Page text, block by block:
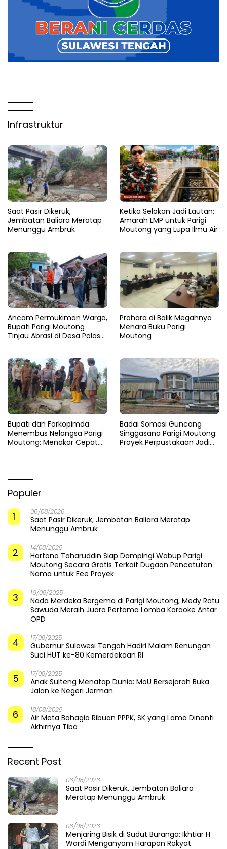
Infrastruktur
Saat Pasir Dikeruk,
Jembatan Baliara Meratap
Menunggu Ambruk
Ketika Selokan Jadi Lautan:
Amarah LMP untuk Parigi
Moutong yang Lupa Ilmu Air
Ancam Permukiman Warga,
Bupati Parigi Moutong
Tinjau Abrasi di Desa Palasa
Prahara di Balik Megahnya
Menara Buku Parigi
Moutong
​Bupati dan Forkopimda
Menembus Nelangsa Parigi
Moutong: Menakar Cepat
Badai Somasi Guncang
Singgasana Parigi Moutong:
Proyek Perpustakaan Jadi
Populer
1
06/08/2026
Saat Pasir Dikeruk, Jembatan Baliara Meratap
Menunggu Ambruk
2 14/08/2025
Hartono Taharuddin Siap Dampingi Wabup Parigi
Moutong Secara Gratis Terkait Dugaan Pencatutan
Nama untuk Fee Proyek
3 16/08/2025
Nada Merdeka Bergema di Parigi Moutong, Medy Ratu
Sawuda Meraih Juara Pertama Lomba Karaoke Antar
OPD
4 17/08/2025
Gubernur Sulawesi Tengah Hadiri Malam Renungan
Suci HUT ke-80 Kemerdekaan RI
5 17/08/2025
Anak Sulteng Menatap Dunia: MoU Bersejarah Buka
Jalan ke Negeri Jerman
6 18/08/2025
Air Mata Bahagia Ribuan PPPK, SK yang Lama Dinanti
Akhirnya Tiba
Recent Post
06/08/2026
Saat Pasir Dikeruk, Jembatan Baliara
Meratap Menunggu Ambruk
06/08/2026
Menjaring Bisik di Sudut Buranga: Ikhtiar H
Wardi Menganyam Harapan Rakyat